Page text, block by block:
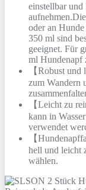
einstellbar und
oder an
350 ml sind
geeignet. Für
ml Hundenapf
【Robust
zum Wandern
【Leicht zu
kann in
verwendet
【
hell und leicht
wählen.